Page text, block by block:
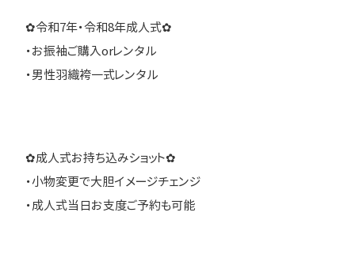
✿令和7年・令和8年成人式✿
・お振袖ご購入orレンタル
・男性羽織袴一式レンタル
✿成人式お持ち込みショット✿
・小物変更で大胆イメージチェンジ
・成人式当日お支度ご予約も可能